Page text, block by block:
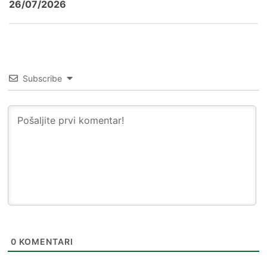
26/07/2026
Subscribe
0 KOMENTARI